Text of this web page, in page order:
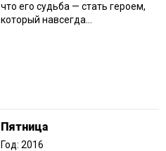
что его судьба — стать героем,
который навсегда...
Пятница
Год: 2016